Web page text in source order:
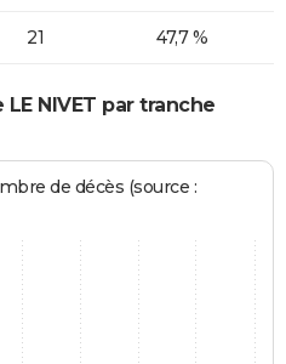
21 47,7 %
NIVET par tranche
de décès (source :